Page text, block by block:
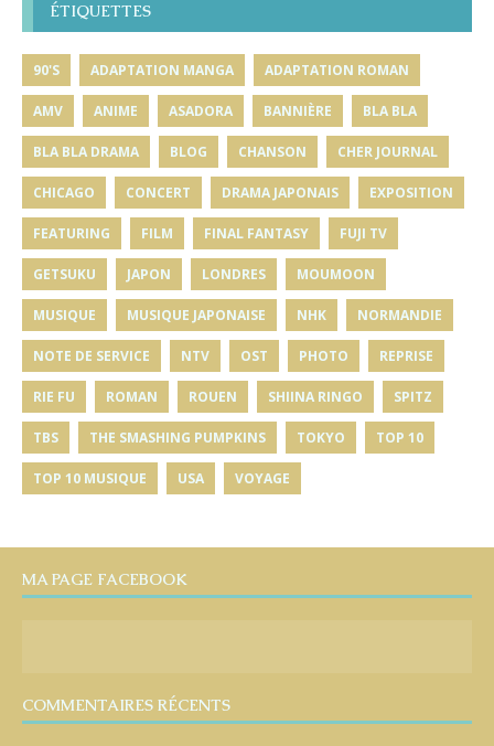
ÉTIQUETTES
90'S ADAPTATION MANGA ADAPTATION ROMAN
AMV ANIME ASADORA BANNIÈRE BLA BLA
BLA BLA DRAMA BLOG CHANSON CHER JOURNAL
CHICAGO CONCERT DRAMA JAPONAIS EXPOSITION
FEATURING FILM FINAL FANTASY FUJI TV
GETSUKU JAPON LONDRES MOUMOON
MUSIQUE MUSIQUE JAPONAISE NHK NORMANDIE
NOTE DE SERVICE NTV OST PHOTO REPRISE
RIE FU ROMAN ROUEN SHIINA RINGO SPITZ
TBS THE SMASHING PUMPKINS TOKYO TOP 10
TOP 10 MUSIQUE USA VOYAGE
MA PAGE FACEBOOK
COMMENTAIRES RÉCENTS